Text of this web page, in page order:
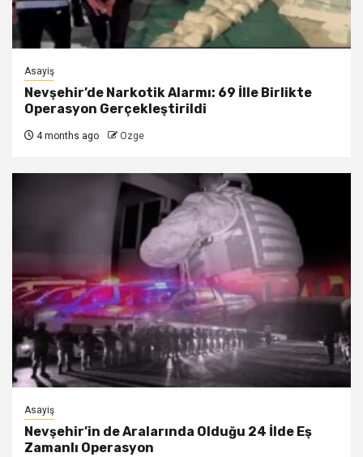
Asayiş
Nevşehir’de Narkotik Alarmı: 69 İlle Birlikte
Operasyon Gerçekleştirildi
4 months ago Ozge
Asayiş
Nevşehir’in de Aralarında Olduğu 24 İlde Eş
Zamanlı Operasyon